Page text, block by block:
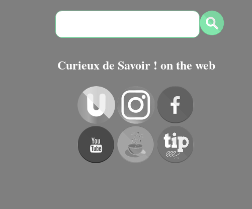
Curieux de Savoir ! on the web